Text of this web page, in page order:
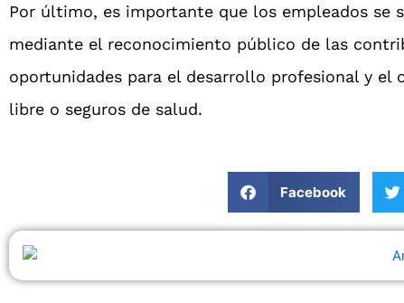
Por último, es importante que los empleados se
mediante el reconocimiento público de las
oportunidades para el desarrollo profesional y
libre o seguros de salud.
Facebook